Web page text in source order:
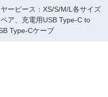
ーピース：XS/S/M/L各サイズ
ペア、充電用USB Type-C to
Type-Cケーブ